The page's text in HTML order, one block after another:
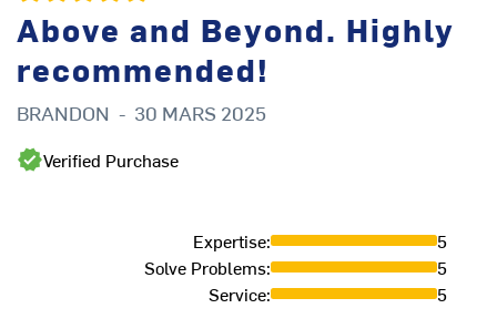
Above and Beyond. Highly
recommended!
BRANDON - 30 MARS 2025
Verified Purchase
Expertise:
5
Solve Problems:
5
Service: 5